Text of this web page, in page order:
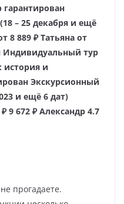
(18 – 25 декабря и ещё
8 889 ₽Татьяна от
Индивидуальный тур
история и
Экскурсионный
и ещё 6 дат)
₽9 672 ₽Александр 4.7
прогадаете.